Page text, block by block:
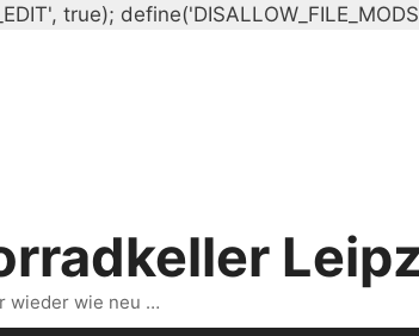
true);
wieder wie neu …